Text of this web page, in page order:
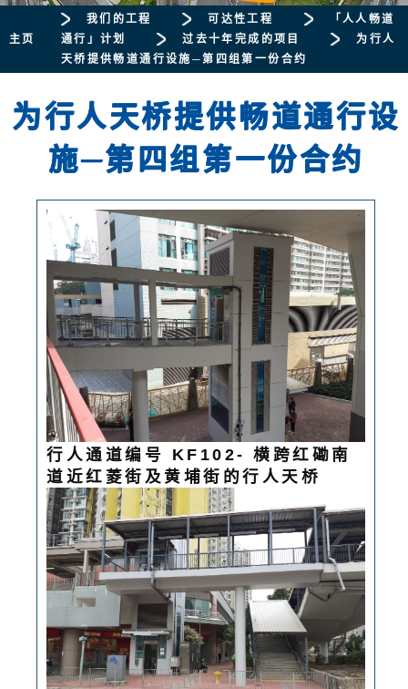
主页
我们的工程 可达性工程
「人人畅道
通行」计划
过去十年完成的项目
为行人
天桥提供畅道通行设施─第四组第一份合约
为行人天桥提供畅道通行设
施─第四组第一份合约
行人通道编号 KF102- 横跨红磡南
道近红菱街及黄埔街的行人天桥